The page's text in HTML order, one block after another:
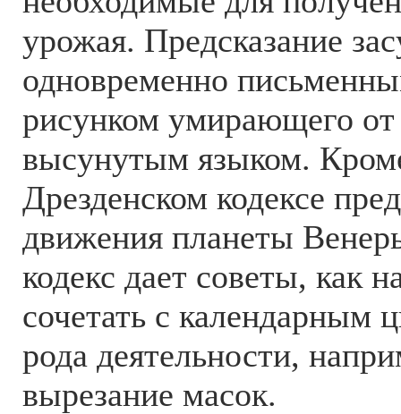
урожая. Предсказание
одновременно
рисунком умирающего
высунутым языком.
Дрезденском кодексе
движения планеты
кодекс дает советы, как
сочетать с календарным
рода деятельности,
вырезание масок.